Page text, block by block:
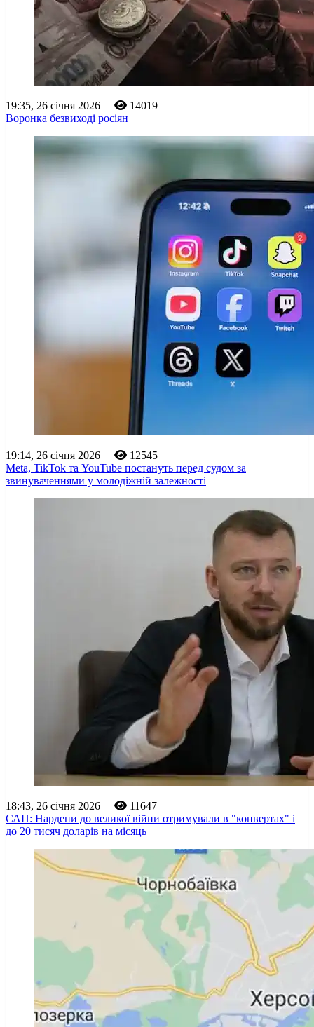
19:35, 26 січня 2026
14019
Воронка безвиході росіян
19:14, 26 січня 2026
12545
Meta, TikTok та YouTube постануть перед судом за
звинуваченнями у молодіжній залежності
18:43, 26 січня 2026
11647
САП: Нардепи до великої війни отримували в "конвертах" і
до 20 тисяч доларів на місяць